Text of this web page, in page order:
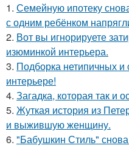
1. Семейную ипотеку
с одним ребёнком
2. Вот вы игнорируете
изюминкой интерьера.
3. Подборка нетипичных
интерьере!
4. Загадка, которая так и
5. Жуткая история из
и выжившую женщину.
6. "Бабушкин Стиль"